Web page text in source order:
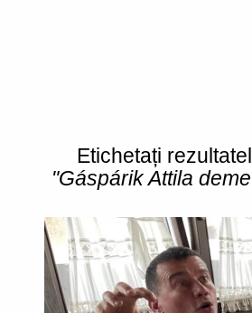
Etichetați
"Gáspárik Attila